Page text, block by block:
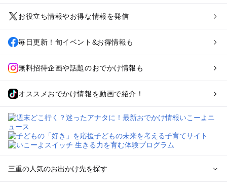
お役立ち情報やお得な情報を発信
毎日更新！旬イベント&お得情報も
無料招待企画や話題のおでかけ情報も
オススメおでかけ情報を動画で紹介！
三重の人気のお出かけ先を探す